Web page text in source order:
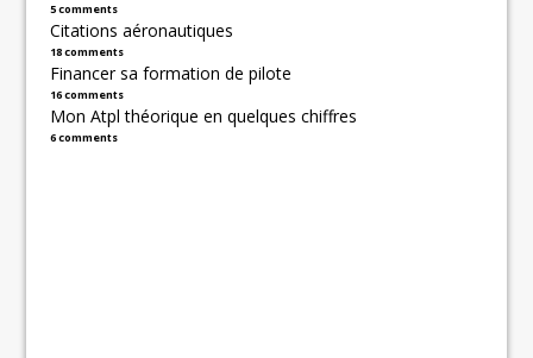
5 comments
Citations aéronautiques
18 comments
Financer sa formation de pilote
16 comments
Mon Atpl théorique en quelques chiffres
6 comments